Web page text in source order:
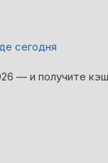
сегодня
— и получите